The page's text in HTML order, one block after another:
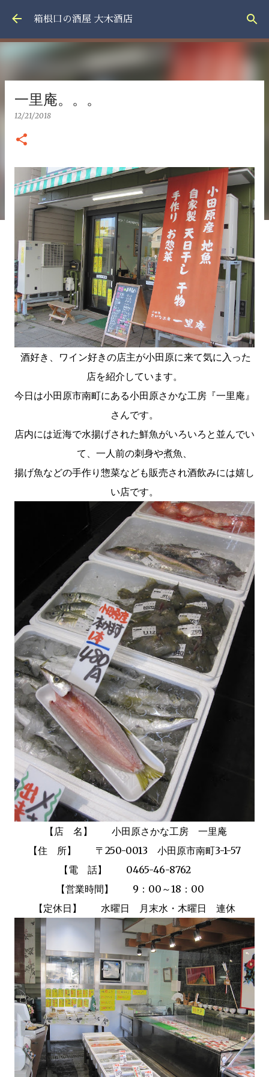
スキップしてメイン コンテンツに移動
箱根口の酒屋 大木酒店
一里庵。。。
12/21/2018
酒好き、ワイン好きの店主が小田原に来て気に入った
店を紹介しています。
今日は小田原市南町にある小田原さかな工房『一里庵』
さんです。
店内には近海で水揚げされた鮮魚がいろいろと並んでい
て、一人前の刺身や煮魚、
揚げ魚などの手作り惣菜なども販売され酒飲みには嬉し
い店です。
【店 名】 小田原さかな工房 一里庵
【住 所】 〒250-0013 小田原市南町3-1-57
【電 話】
0465-46-8762
【営業時間】 9：00～18：00
【定休日】 水曜日 月末水・木曜日 連休